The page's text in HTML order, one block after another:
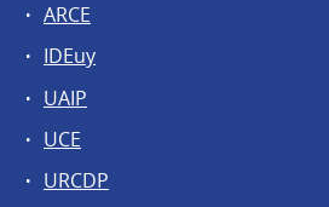
ARCE
IDEuy
UAIP
UCE
URCDP